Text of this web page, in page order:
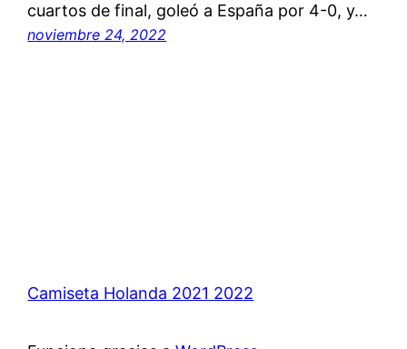
cuartos de final, goleó a España por 4-0, y…
noviembre 24, 2022
Camiseta Holanda 2021 2022